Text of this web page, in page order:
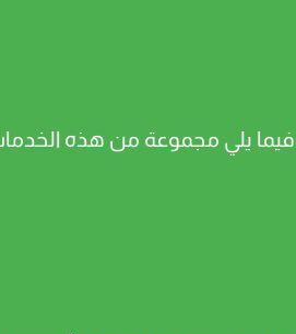
وفيما يلي مجموعة من هذه